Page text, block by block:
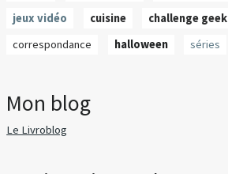
jeux vidéo
cuisine challenge geek
correspondance
halloween séries
Mon blog
Le Livroblog